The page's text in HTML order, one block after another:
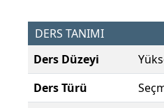
DERS TANIMI
Ders Düzeyi
Ders Türü